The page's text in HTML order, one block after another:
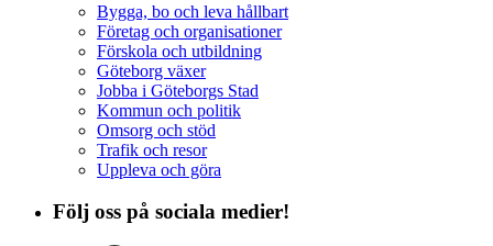
Bygga, bo och leva hållbart
Företag och organisationer
Förskola och utbildning
Göteborg växer
Jobba i Göteborgs Stad
Kommun och politik
Omsorg och stöd
Trafik och resor
Uppleva och göra
Följ oss på sociala medier!